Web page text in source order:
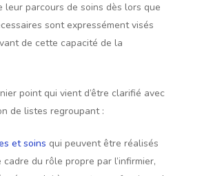
leur parcours de soins dès lors que
sont expressément visés
de cette capacité de la
point qui vient d’être clarifié avec
de listes regroupant :
et soins qui peuvent être réalisés
cadre du rôle propre par l’infirmier,